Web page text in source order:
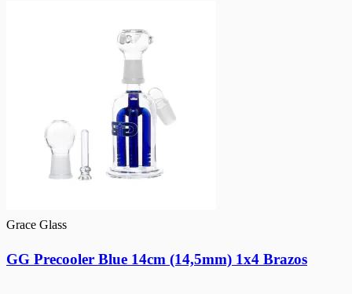
Grace Glass
GG Precooler Blue 14cm (14,5mm) 1x4 Brazos